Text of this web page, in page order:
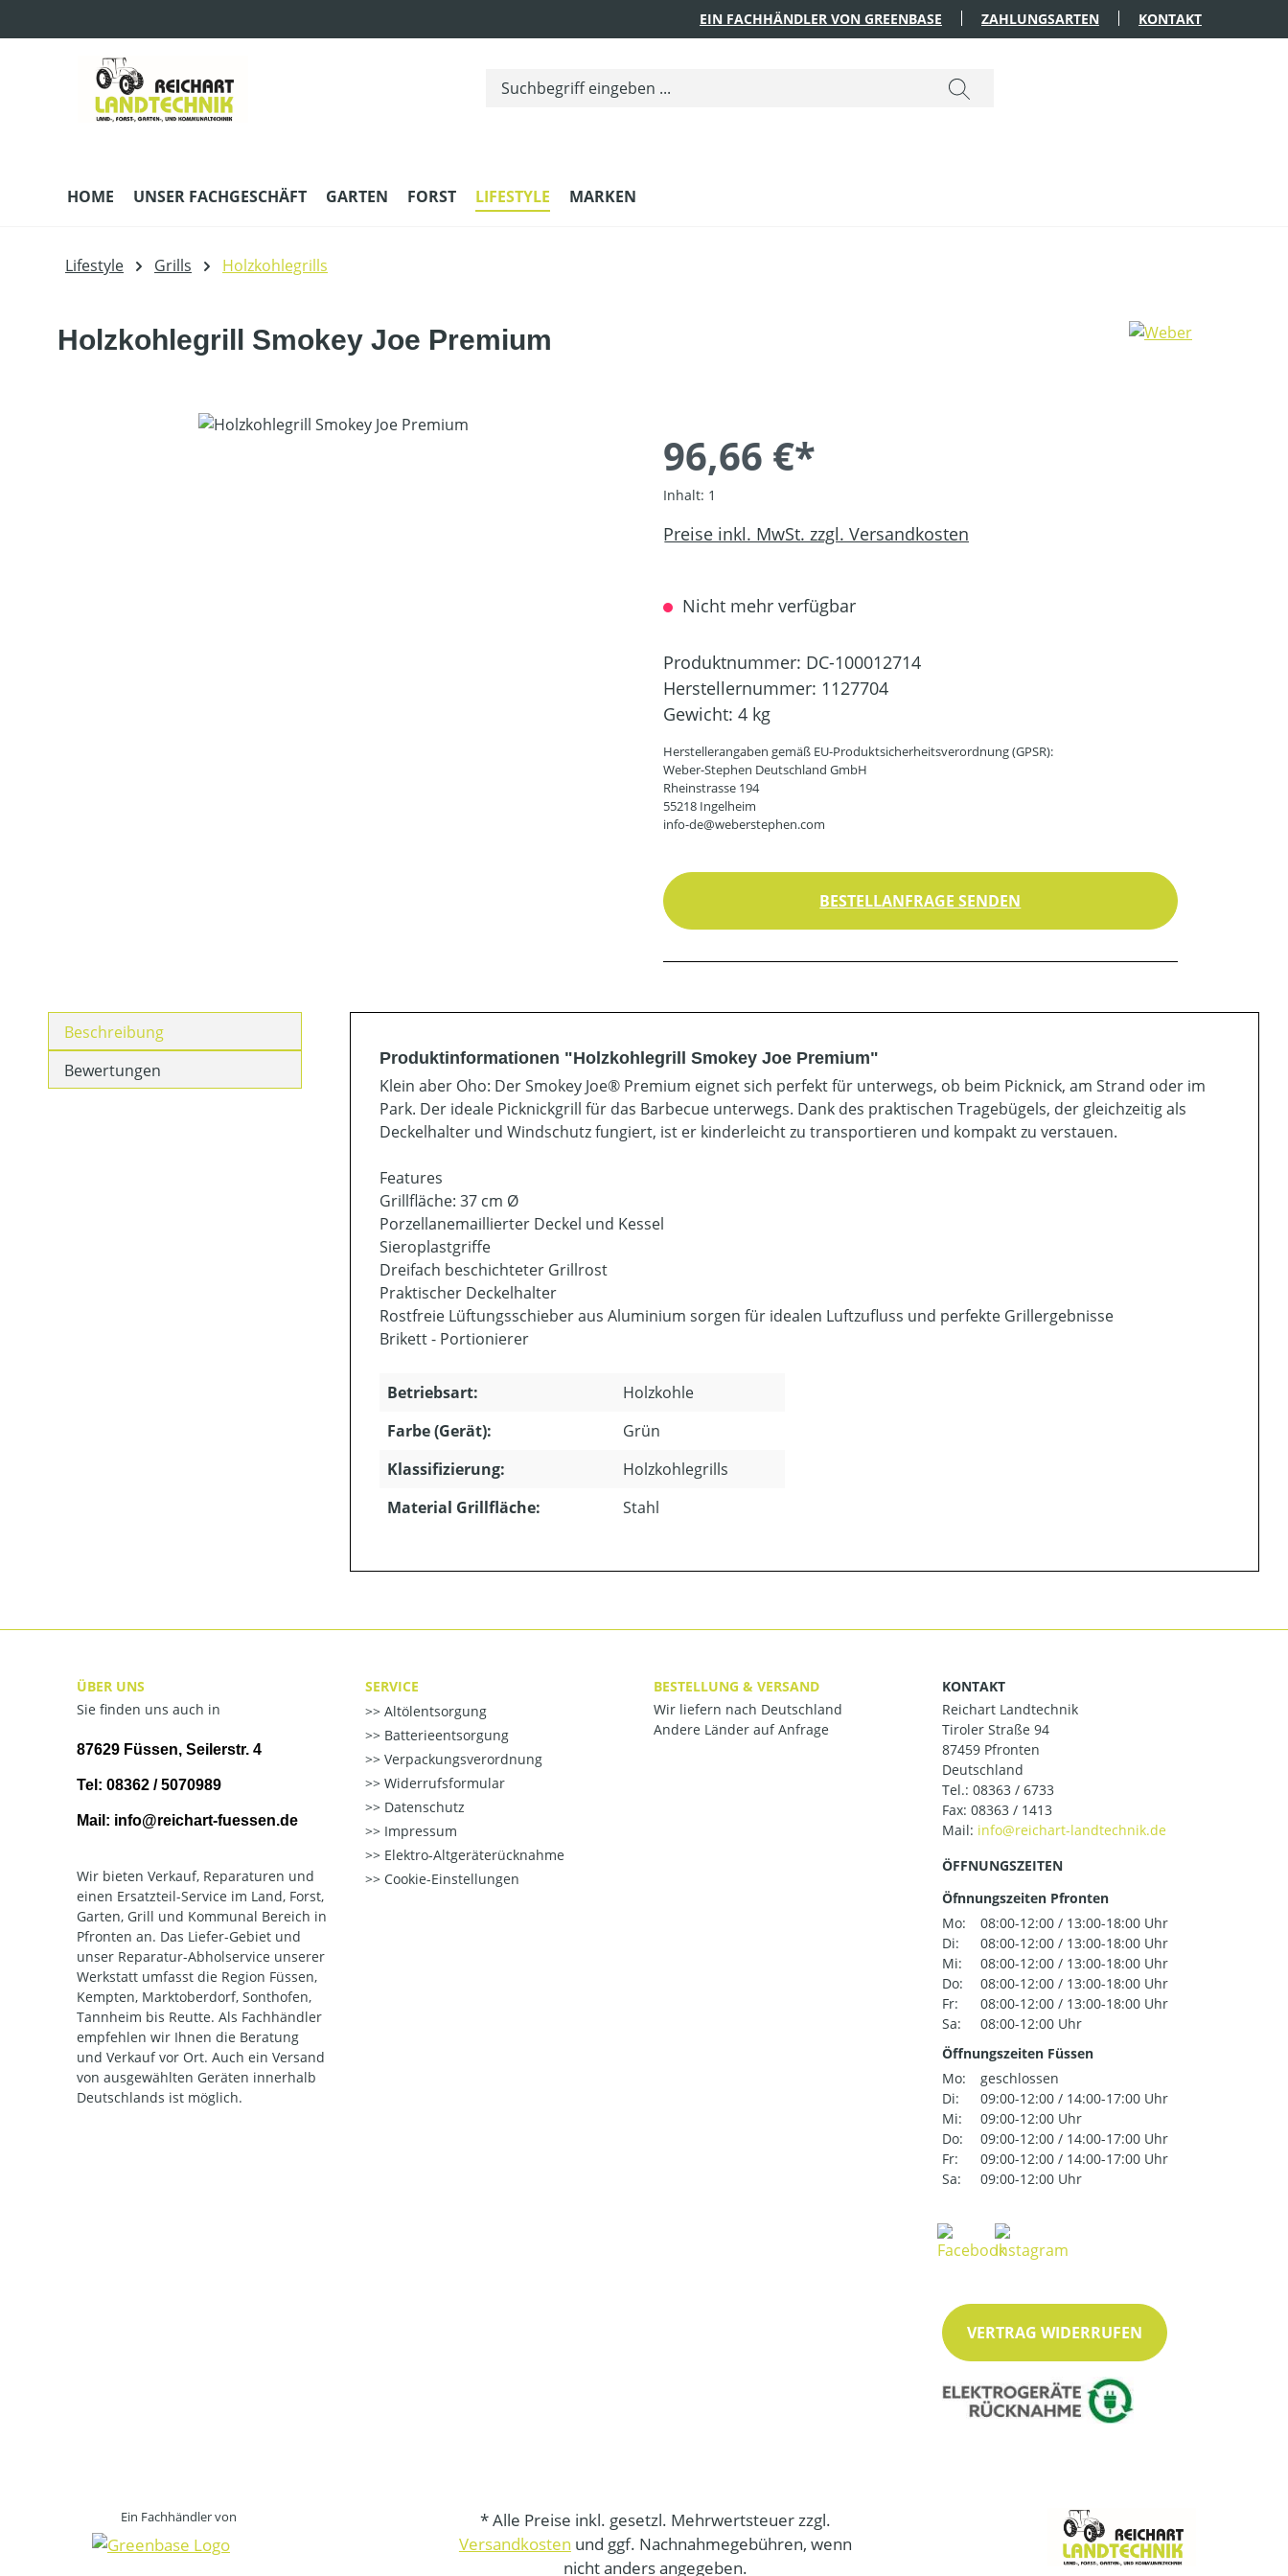
EIN FACHHÄNDLER VON GREENBASE ZAHLUNGSARTEN KONTAKT
HOME UNSER FACHGESCHÄFT GARTEN FORST LIFESTYLE MARKEN
Lifestyle Grills Holzkohlegrills
Holzkohlegrill Smokey Joe Premium
Bildergalerie überspringen
96,66 €*
Inhalt: 1
Preise inkl. MwSt. zzgl. Versandkosten
Nicht mehr verfügbar
Produktnummer: DC-100012714
Herstellernummer: 1127704
Gewicht: 4 kg
Herstellerangaben gemäß EU-Produktsicherheitsverordnung (GPSR):
Weber-Stephen Deutschland GmbH
Rheinstrasse 194
55218 Ingelheim
info-de@weberstephen.com
BESTELLANFRAGE SENDEN
Beschreibung
Bewertungen
Produktinformationen "Holzkohlegrill Smokey Joe Premium"
Klein aber Oho: Der Smokey Joe® Premium eignet sich perfekt für unterwegs, ob beim Picknick, am Strand oder im
Park. Der ideale Picknickgrill für das Barbecue unterwegs. Dank des praktischen Tragebügels, der gleichzeitig als
Deckelhalter und Windschutz fungiert, ist er kinderleicht zu transportieren und kompakt zu verstauen.
Features
Grillfläche: 37 cm Ø
Porzellanemaillierter Deckel und Kessel
Sieroplastgriffe
Dreifach beschichteter Grillrost
Praktischer Deckelhalter
Rostfreie Lüftungsschieber aus Aluminium sorgen für idealen Luftzufluss und perfekte Grillergebnisse
Brikett - Portionierer
Betriebsart:
Holzkohle
Farbe (Gerät):
Grün
Klassifizierung:
Holzkohlegrills
Material Grillfläche:
Stahl
ÜBER UNS
Sie finden uns auch in
87629 Füssen, Seilerstr. 4
Tel: 08362 / 5070989
Mail: info@reichart-fuessen.de
Wir bieten Verkauf, Reparaturen und
einen Ersatzteil-Service im Land, Forst,
Garten, Grill und Kommunal Bereich in
Pfronten an. Das Liefer-Gebiet und
unser Reparatur-Abholservice unserer
Werkstatt umfasst die Region Füssen,
Kempten, Marktoberdorf, Sonthofen,
Tannheim bis Reutte. Als Fachhändler
empfehlen wir Ihnen die Beratung
und Verkauf vor Ort. Auch ein Versand
von ausgewählten Geräten innerhalb
Deutschlands ist möglich.
SERVICE
Altölentsorgung
Batterieentsorgung
Verpackungsverordnung
Widerrufsformular
Datenschutz
Impressum
Elektro-Altgeräterücknahme
Cookie-Einstellungen
BESTELLUNG & VERSAND
Wir liefern nach Deutschland
Andere Länder auf Anfrage
KONTAKT
Reichart Landtechnik
Tiroler Straße 94
87459 Pfronten
Deutschland
Tel.: 08363 / 6733
Fax: 08363 / 1413
Mail:
ÖFFNUNGSZEITEN
Öfnnungszeiten Pfronten
Mo:
08:00-12:00 / 13:00-18:00 Uhr
Di:
08:00-12:00 / 13:00-18:00 Uhr
Mi:
08:00-12:00 / 13:00-18:00 Uhr
Do:
08:00-12:00 / 13:00-18:00 Uhr
Fr:
08:00-12:00 / 13:00-18:00 Uhr
Sa:
08:00-12:00 Uhr
Öffnungszeiten Füssen
Mo:
geschlossen
Di:
09:00-12:00 / 14:00-17:00 Uhr
Mi:
09:00-12:00 Uhr
Do:
09:00-12:00 / 14:00-17:00 Uhr
Fr:
09:00-12:00 / 14:00-17:00 Uhr
Sa:
09:00-12:00 Uhr
VERTRAG WIDERRUFEN
Ein Fachhändler von
* Alle Preise inkl. gesetzl. Mehrwertsteuer zzgl.
Versandkosten und ggf. Nachnahmegebühren, wenn
nicht anders angegeben.